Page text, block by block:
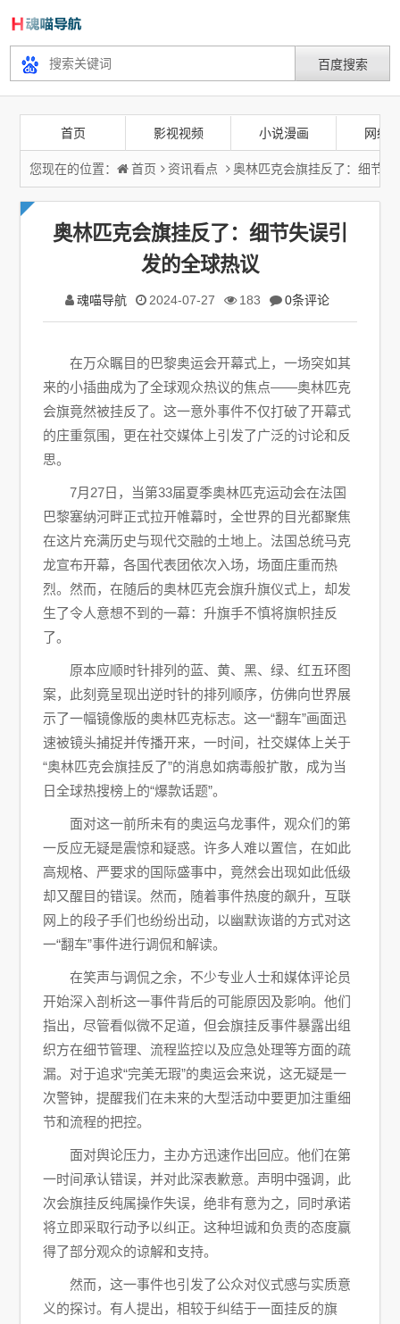
首页 影视视频 小说漫画 网络
您现在的位置： 首页 资讯看点 奥林匹克会旗挂反了：细节
奥林匹克会旗挂反了：细节失误引
发的全球热议
魂喵导航 2024-07-27 183 0条评论
在万众瞩目的巴黎奥运会开幕式上，一场突如其
来的小插曲成为了全球观众热议的焦点——奥林匹克
会旗竟然被挂反了。这一意外事件不仅打破了开幕式
的庄重氛围，更在社交媒体上引发了广泛的讨论和反
思。
7月27日，当第33届夏季奥林匹克运动会在法国
巴黎塞纳河畔正式拉开帷幕时，全世界的目光都聚焦
在这片充满历史与现代交融的土地上。法国总统马克
龙宣布开幕，各国代表团依次入场，场面庄重而热
烈。然而，在随后的奥林匹克会旗升旗仪式上，却发
生了令人意想不到的一幕：升旗手不慎将旗帜挂反
了。
原本应顺时针排列的蓝、黄、黑、绿、红五环图
案，此刻竟呈现出逆时针的排列顺序，仿佛向世界展
示了一幅镜像版的奥林匹克标志。这一“翻车”画面迅
速被镜头捕捉并传播开来，一时间，社交媒体上关于
“奥林匹克会旗挂反了”的消息如病毒般扩散，成为当
日全球热搜榜上的“爆款话题”。
面对这一前所未有的奥运乌龙事件，观众们的第
一反应无疑是震惊和疑惑。许多人难以置信，在如此
高规格、严要求的国际盛事中，竟然会出现如此低级
却又醒目的错误。然而，随着事件热度的飙升，互联
网上的段子手们也纷纷出动，以幽默诙谐的方式对这
一“翻车”事件进行调侃和解读。
在笑声与调侃之余，不少专业人士和媒体评论员
开始深入剖析这一事件背后的可能原因及影响。他们
指出，尽管看似微不足道，但会旗挂反事件暴露出组
织方在细节管理、流程监控以及应急处理等方面的疏
漏。对于追求“完美无瑕”的奥运会来说，这无疑是一
次警钟，提醒我们在未来的大型活动中要更加注重细
节和流程的把控。
面对舆论压力，主办方迅速作出回应。他们在第
一时间承认错误，并对此深表歉意。声明中强调，此
次会旗挂反纯属操作失误，绝非有意为之，同时承诺
将立即采取行动予以纠正。这种坦诚和负责的态度赢
得了部分观众的谅解和支持。
然而，这一事件也引发了公众对仪式感与实质意
义的探讨。有人提出，相较于纠结于一面挂反的旗